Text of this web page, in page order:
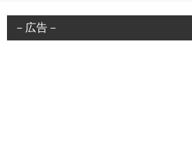
－広告－